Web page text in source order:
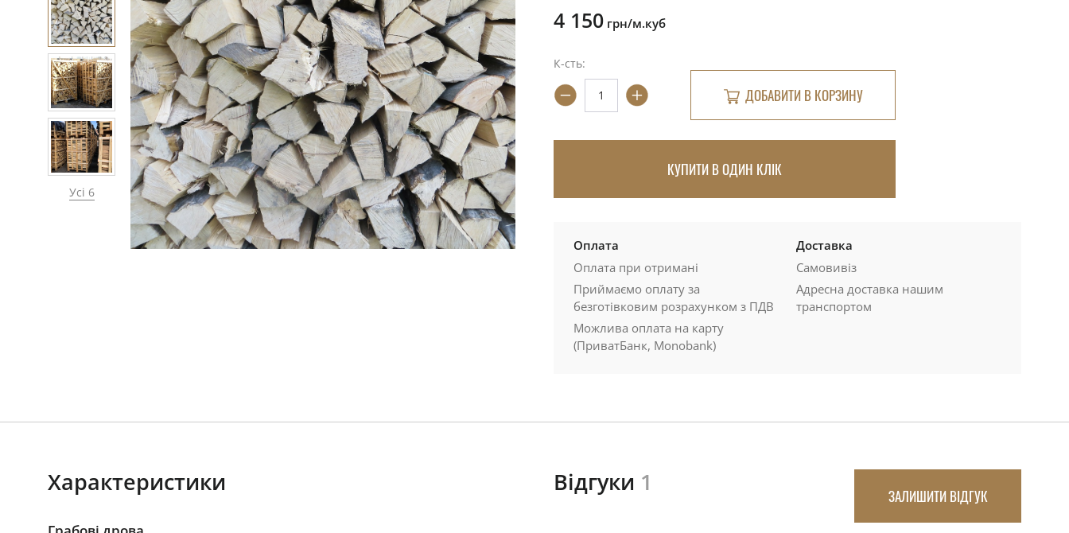
Усі 6
4 150 грн/м.куб
К-сть:
ДОБАВИТИ В КОРЗИНУ
КУПИТИ В ОДИН КЛІК
Оплата
Оплата при отримані
Приймаємо оплату за
безготівковим розрахунком з ПДВ
Можлива оплата на карту
(ПриватБанк, Monobank)
Доставка
Самовивіз
Адресна доставка нашим
транспортом
Характеристики Відгуки 1 ЗАЛИШИТИ ВІДГУК